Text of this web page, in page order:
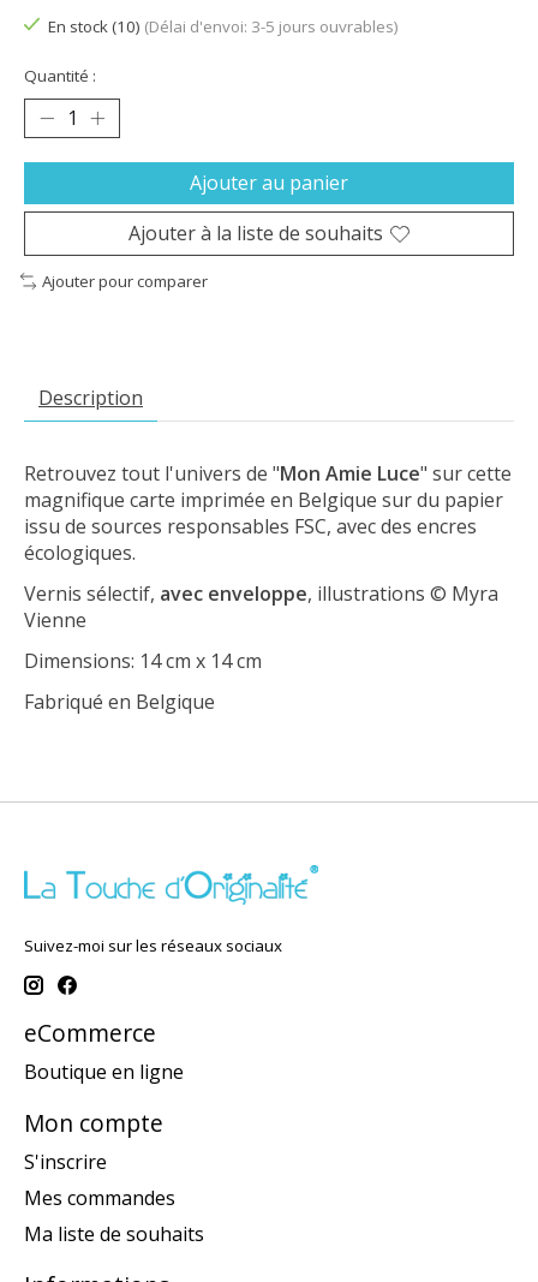
En stock (10) (Délai d'envoi: 3-5 jours ouvrables)
Quantité :
Ajouter au panier
Ajouter à la liste de souhaits
Ajouter pour comparer
Description
Retrouvez tout l'univers de "Mon Amie Luce" sur cette
magnifique carte imprimée en Belgique sur du papier
issu de sources responsables FSC, avec des encres
écologiques.
Vernis sélectif, avec enveloppe, illustrations © Myra
Vienne
Dimensions: 14 cm x 14 cm
Fabriqué en Belgique
Suivez-moi sur les réseaux sociaux
eCommerce
Boutique en ligne
Mon compte
S'inscrire
Mes commandes
Ma liste de souhaits